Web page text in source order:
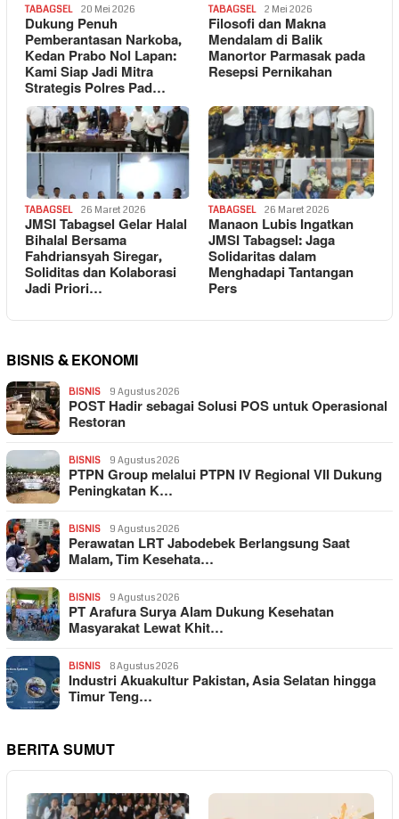
TABAGSEL 20 Mei 2026
Dukung Penuh
Pemberantasan Narkoba,
Kedan Prabo Nol Lapan:
Kami Siap Jadi Mitra
Strategis Polres Pad…
TABAGSEL 2 Mei 2026
Filosofi dan Makna
Mendalam di Balik
Manortor Parmasak pada
Resepsi Pernikahan
TABAGSEL 26 Maret 2026
JMSI Tabagsel Gelar Halal
Bihalal Bersama
Fahdriansyah Siregar,
Soliditas dan Kolaborasi
Jadi Priori…
TABAGSEL 26 Maret 2026
Manaon Lubis Ingatkan
JMSI Tabagsel: Jaga
Solidaritas dalam
Menghadapi Tantangan
Pers
BISNIS & EKONOMI
BISNIS 9 Agustus 2026
POST Hadir sebagai Solusi POS untuk Operasional
Restoran
BISNIS 9 Agustus 2026
PTPN Group melalui PTPN IV Regional VII Dukung
Peningkatan K…
BISNIS 9 Agustus 2026
Perawatan LRT Jabodebek Berlangsung Saat
Malam, Tim Kesehata…
BISNIS 9 Agustus 2026
PT Arafura Surya Alam Dukung Kesehatan
Masyarakat Lewat Khit…
BISNIS 8 Agustus 2026
Industri Akuakultur Pakistan, Asia Selatan hingga
Timur Teng…
BERITA SUMUT